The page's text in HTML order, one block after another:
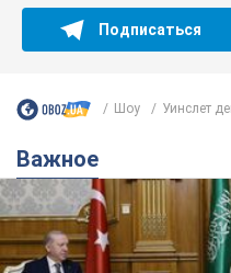
Подписаться
Шоу Уинслет
Важное